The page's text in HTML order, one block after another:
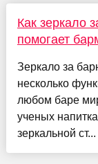
Как зеркало
помогает
Зеркало за
несколько
любом баре
ученых
зеркальной ст...